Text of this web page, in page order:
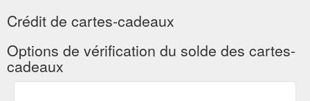
This charming selection of native floral
amongst the vast array of wildflowers in the Australian ...
https://www.bellart.com.au/greeting-cards/mini-florist-gift-cards
Crédit de cartes-cadeaux
Options de vérification du solde des cartes-
cadeaux